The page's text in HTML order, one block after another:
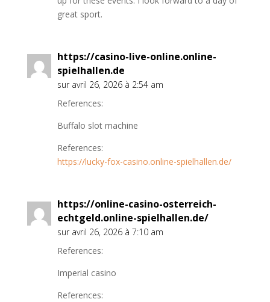
great sport.
https://casino-live-online.online-
spielhallen.de
sur avril 26, 2026 à 2:54 am
References:
Buffalo slot machine
References:
https://lucky-fox-casino.online-spielhallen.de/
https://online-casino-osterreich-
echtgeld.online-spielhallen.de/
sur avril 26, 2026 à 7:10 am
References:
Imperial casino
References: